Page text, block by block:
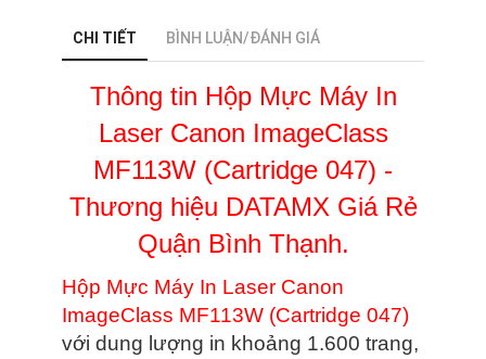
CHI TIẾT BÌNH LUẬN/ĐÁNH GIÁ
Thông tin Hộp Mực Máy In
Laser Canon ImageClass
MF113W (Cartridge 047) -
Thương hiệu DATAMX Giá Rẻ
Quận Bình Thạnh.
Hộp Mực Máy In Laser Canon
ImageClass MF113W (Cartridge 047)
với dung lượng in khoảng 1.600 trang,